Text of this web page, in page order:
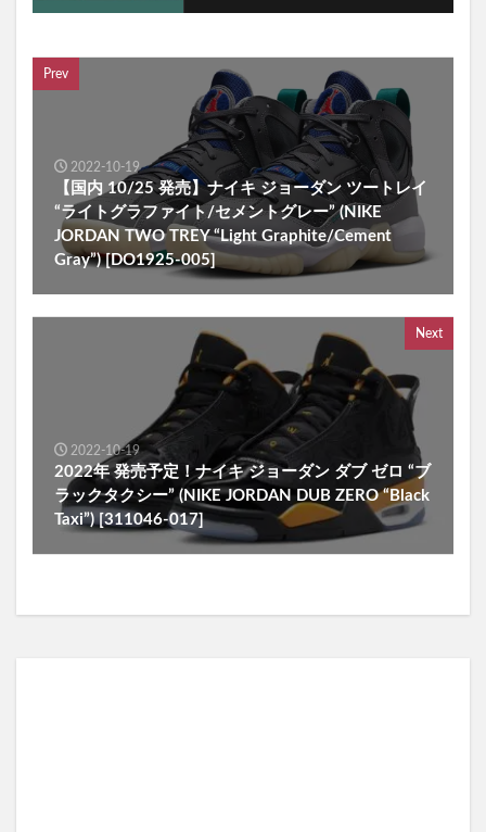
Prev
2022-10-19
【国内 10/25 発売】ナイキ ジョーダン ツートレイ
“ライトグラファイト/セメントグレー” (NIKE
JORDAN TWO TREY “Light Graphite/Cement
Gray”) [DO1925-005]
Next
2022-10-19
2022年 発売予定！ナイキ ジョーダン ダブ ゼロ “ブ
ラックタクシー” (NIKE JORDAN DUB ZERO “Black
Taxi”) [311046-017]